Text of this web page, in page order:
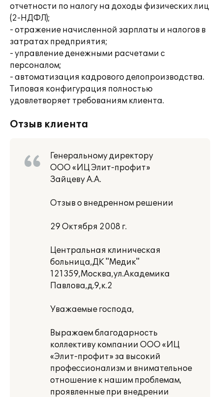
отчетности по налогу на доходы физических лиц
(2-НДФЛ);
- отражение начисленной зарплаты и налогов в
затратах предприятия;
- управление денежными расчетами с
персоналом;
- автоматизация кадрового делопроизводства.
Типовая конфигурация полностью
удовлетворяет требованиям клиента.
Отзыв клиента
Генеральному директору
ООО «ИЦ Элит-профит»
Зайцеву А.А.
Отзыв о внедренном решении
29 Октября 2008 г.
Центральная клиническая
больница,ДК "Медик"
121359,Москва,ул.Академика
Павлова,д.9,к.2
Уважаемые господа,
Выражаем благодарность
коллективу компании ООО «ИЦ
«Элит-профит» за высокий
профессионализм и внимательное
отношение к нашим проблемам,
проявленные при внедрении